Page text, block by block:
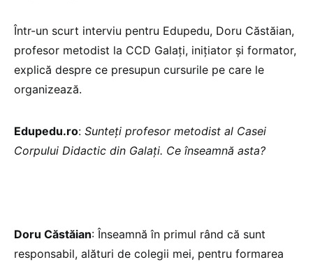
Într-un scurt interviu pentru Edupedu, Doru Căstăian,
profesor metodist la CCD Galați, inițiator și formator,
explică despre ce presupun cursurile pe care le
organizează.
Edupedu.ro: Sunteți profesor metodist al Casei
Corpului Didactic din Galați. Ce înseamnă asta?
Doru Căstăian: Înseamnă în primul rând că sunt
responsabil, alături de colegii mei, pentru formarea